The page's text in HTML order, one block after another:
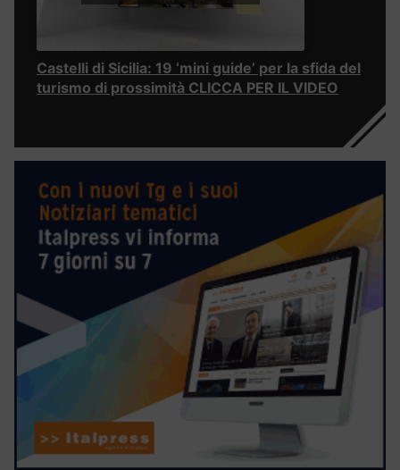
Castelli di Sicilia: 19 ‘mini guide’ per la sfida del
turismo di prossimità CLICCA PER IL VIDEO